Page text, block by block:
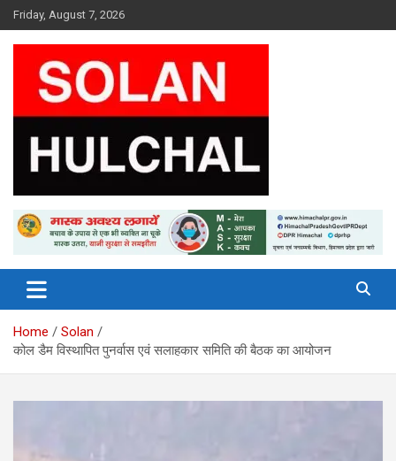
Skip
to
content
Friday, August 7, 2026
Solan Hulchal
Home
Solan
कोल डैम विस्थापित पुनर्वास एवं सलाहकार समिति की बैठक का आयोजन